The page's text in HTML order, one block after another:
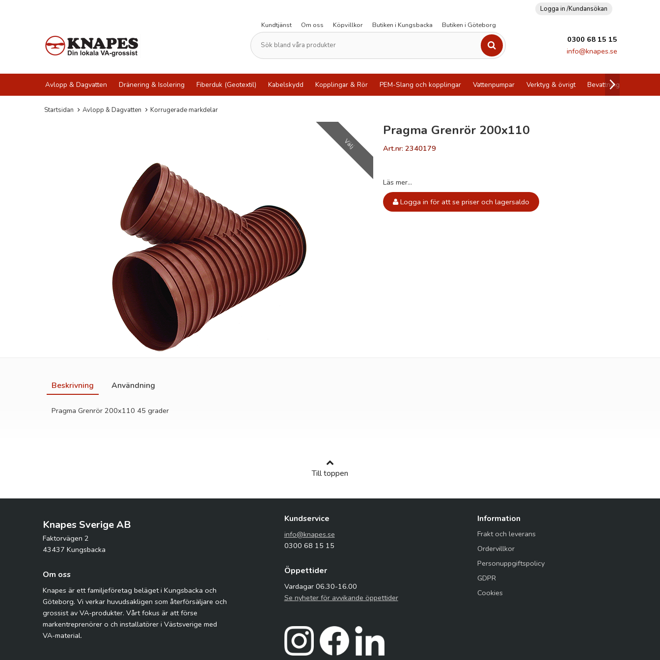
Logga in /Kundansökan
Kundtjänst
Om oss Köpvillkor Butiken i Kungsbacka Butiken i Göteborg
0300 68 15 15
info@knapes.se
Avlopp & Dagvatten Dränering & Isolering Fiberduk (Geotextil) Kabelskydd Kopplingar & Rör PEM-Slang och kopplingar Vattenpumpar Verktyg & övrigt Bevattning
Startsidan Avlopp & Dagvatten Korrugerade markdelar
Välj
Pragma Grenrör 200x110
Art.nr: 2340179
Läs mer...
Logga in för att se priser och lagersaldo
Beskrivning Användning
Pragma Grenrör 200x110 45 grader
Till toppen
Knapes Sverige AB
Faktorvägen 2
43437 Kungsbacka
Om oss
Knapes är ett familjeföretag beläget i Kungsbacka och
Göteborg. Vi verkar huvudsakligen som återförsäljare och
grossist av VA-produkter. Vårt fokus är att förse
markentreprenörer o ch installatörer i Västsverige med
VA-material.
Kundservice
info@knapes.se
0300 68 15 15
Öppettider
Vardagar 06.30-16.00
Se nyheter för avvikande öppettider
Information
Frakt och leverans
Ordervillkor
Personuppgiftspolicy
GDPR
Cookies